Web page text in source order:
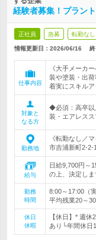
経験者募集！プラン
正社員 急募 転勤なし
情報更新日：2026/06/16 終
仕事内容
《大手メーカ
装や塗装・出
着実にスキルア
対象と
なる方
◆必須：高卒以
装・エアレス
勤務地
《転勤なし／
市吉浦新町2-2-
給与
日給9,700円～
の上、決定し
勤務
時間
8:00～17:00（
平均残業20～
休日
休暇
【休日】* 週
あり└年間休日